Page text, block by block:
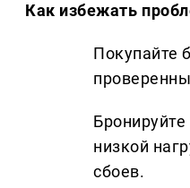
Как избежать
Покупайте
низкой
сбоев.